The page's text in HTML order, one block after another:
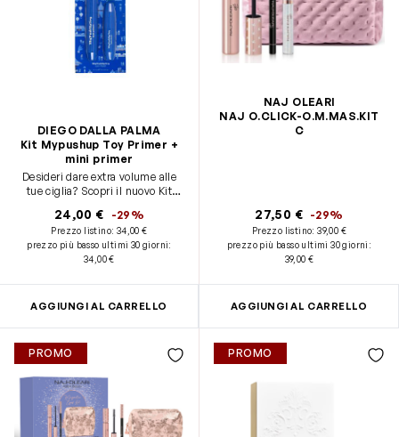
DIEGO DALLA PALMA
Kit Mypushup Toy Primer +
mini primer
Desideri dare extra volume alle
tue ciglia? Scopri il nuovo Kit
24,00 € -29%
Prezzo listino: 34,00 €
prezzo più basso ultimi 30 giorni:
34,00 €
AGGIUNGI AL CARRELLO
NAJ OLEARI
NAJ O.CLICK-O.M.MAS.KIT
C
27,50 € -29%
Prezzo listino:39,00 €
prezzo più basso ultimi 30 giorni :
39,00 €
AGGIUNGI AL CARRELLO
PROMO PROMO